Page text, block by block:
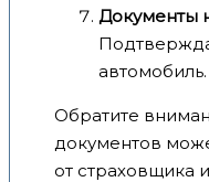
Документы
автомобиль.
Обратите
документов
от страховщика